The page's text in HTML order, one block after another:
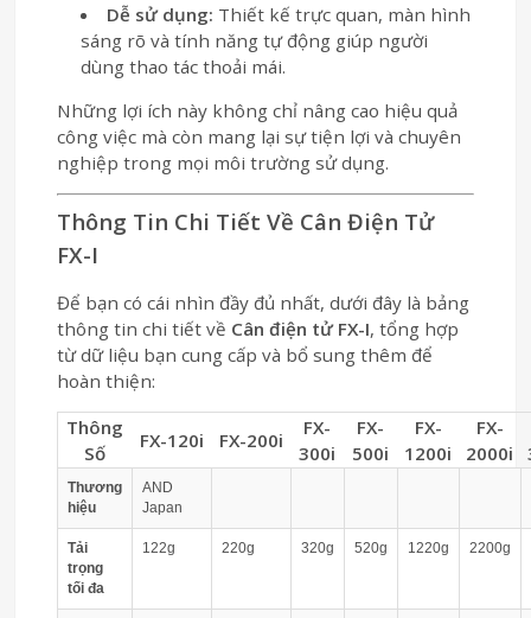
Dễ sử dụng: Thiết kế trực quan, màn hình
sáng rõ và tính năng tự động giúp người
dùng thao tác thoải mái.
Những lợi ích này không chỉ nâng cao hiệu quả
công việc mà còn mang lại sự tiện lợi và chuyên
nghiệp trong mọi môi trường sử dụng.
Thông Tin Chi Tiết Về Cân Điện Tử
FX-I
Để bạn có cái nhìn đầy đủ nhất, dưới đây là bảng
thông tin chi tiết về Cân điện tử FX-I, tổng hợp
từ dữ liệu bạn cung cấp và bổ sung thêm để
hoàn thiện:
Thông
Số
FX-120i FX-200i
FX-
300i
FX-
500i
FX-
1200i
FX-
2000i
Thương
hiệu
AND
Japan
Tải
trọng
tối đa
122g 220g 320g 520g 1220g 2200g